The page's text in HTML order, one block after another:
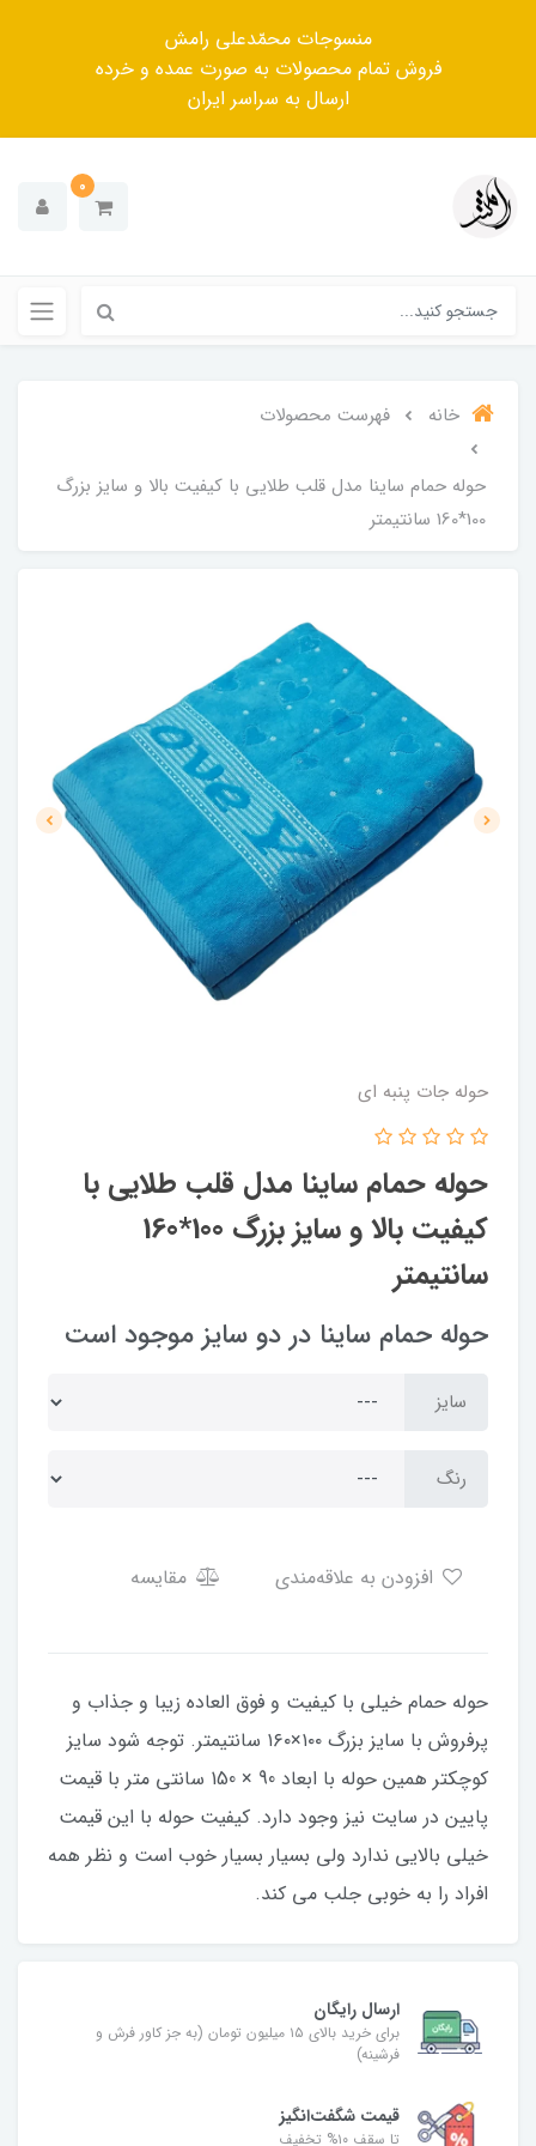
منسوجات محمّدعلی رامش
فروش تمام محصولات به صورت عمده و خرده
ارسال به سراسر ایران
0
خانه فهرست محصولات
حوله حمام ساینا مدل قلب طلایی با کیفیت بالا و سایز بزرگ
100*160 سانتیمتر
حوله جات پنبه ای
حوله حمام ساینا مدل قلب طلایی با
کیفیت بالا و سایز بزرگ 100*160
سانتیمتر
حوله حمام ساینا در دو سایز موجود است
سایز
رنگ
مقایسه
حوله حمام خیلی با کیفیت و فوق العاده زیبا و جذاب و
پرفروش با سایز بزرگ ۱۰۰×۱۶۰ سانتیمتر. توجه شود سایز
کوچکتر همین حوله با ابعاد 90 × 150 سانتی متر با قیمت
پایین در سایت نیز وجود دارد. کیفیت حوله با این قیمت
خیلی بالایی ندارد ولی بسیار بسیار خوب است و نظر همه
افراد را به خوبی جلب می کند.
ارسال رایگان
برای خرید بالای ۱۵ میلیون تومان (به جز کاور فرش و
فرشینه)
قیمت شگفت‌انگیز
تا سقف ۱۰% تخفیف